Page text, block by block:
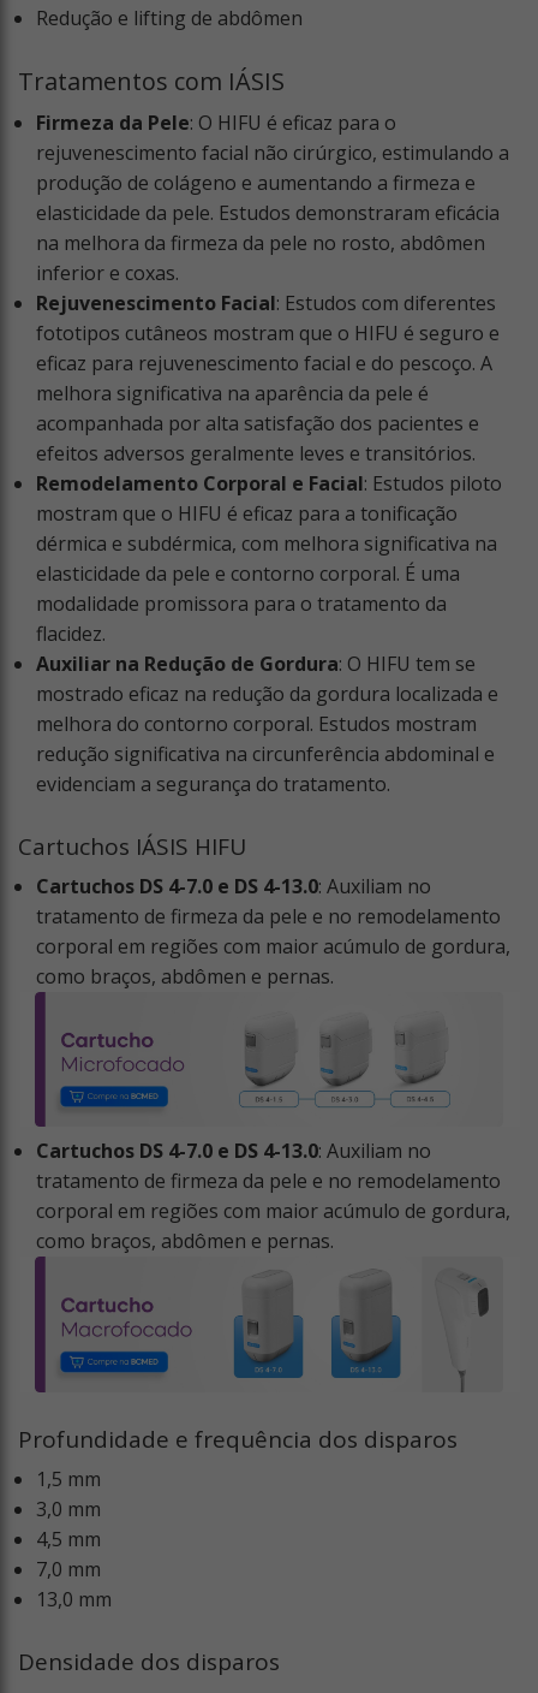
Redução e lifting de abdômen
Tratamentos com IÁSIS
Firmeza da Pele: O HIFU é eficaz para o
rejuvenescimento facial não cirúrgico, estimulando a
produção de colágeno e aumentando a firmeza e
elasticidade da pele. Estudos demonstraram eficácia
na melhora da firmeza da pele no rosto, abdômen
inferior e coxas.
Rejuvenescimento Facial: Estudos com diferentes
fototipos cutâneos mostram que o HIFU é seguro e
eficaz para rejuvenescimento facial e do pescoço. A
melhora significativa na aparência da pele é
acompanhada por alta satisfação dos pacientes e
efeitos adversos geralmente leves e transitórios.
Remodelamento Corporal e Facial: Estudos piloto
mostram que o HIFU é eficaz para a tonificação
dérmica e subdérmica, com melhora significativa na
elasticidade da pele e contorno corporal. É uma
modalidade promissora para o tratamento da
flacidez.
Auxiliar na Redução de Gordura: O HIFU tem se
mostrado eficaz na redução da gordura localizada e
melhora do contorno corporal. Estudos mostram
redução significativa na circunferência abdominal e
evidenciam a segurança do tratamento.
Cartuchos IÁSIS HIFU
Cartuchos DS 4-7.0 e DS 4-13.0: Auxiliam no
tratamento de firmeza da pele e no remodelamento
corporal em regiões com maior acúmulo de gordura,
como braços, abdômen e pernas.
Cartuchos DS 4-7.0 e DS 4-13.0: Auxiliam no
tratamento de firmeza da pele e no remodelamento
corporal em regiões com maior acúmulo de gordura,
como braços, abdômen e pernas.
Profundidade e frequência dos disparos
1,5 mm
3,0 mm
4,5 mm
7,0 mm
13,0 mm
Densidade dos disparos